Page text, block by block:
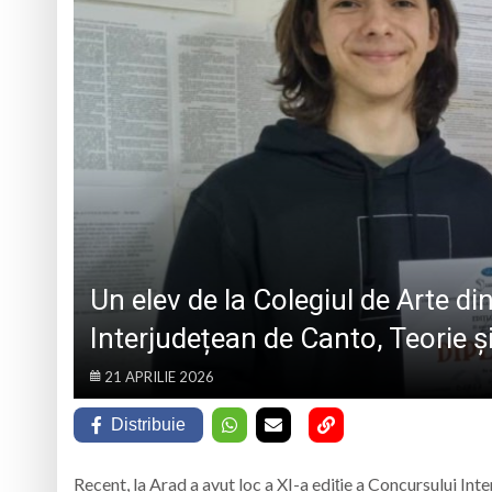
iar cealaltă
Andreea-
Atelier de lucru
Ce facem în
„Sprijin pentru
Un elev de la Colegiul de Arte
Interjudețean de Canto, Teorie
21 APRILIE 2026
Distribuie
Recent, la Arad a avut loc a XI-a ediție a Concursului